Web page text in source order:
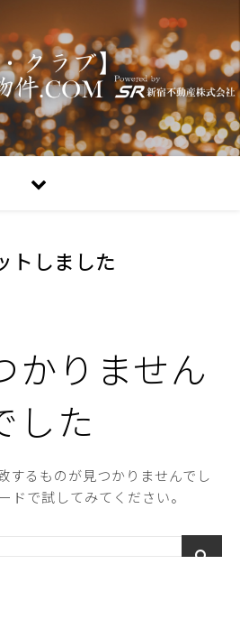
トしました
かりません
した
するものが見つかりませんでし
ドで試してみてください。